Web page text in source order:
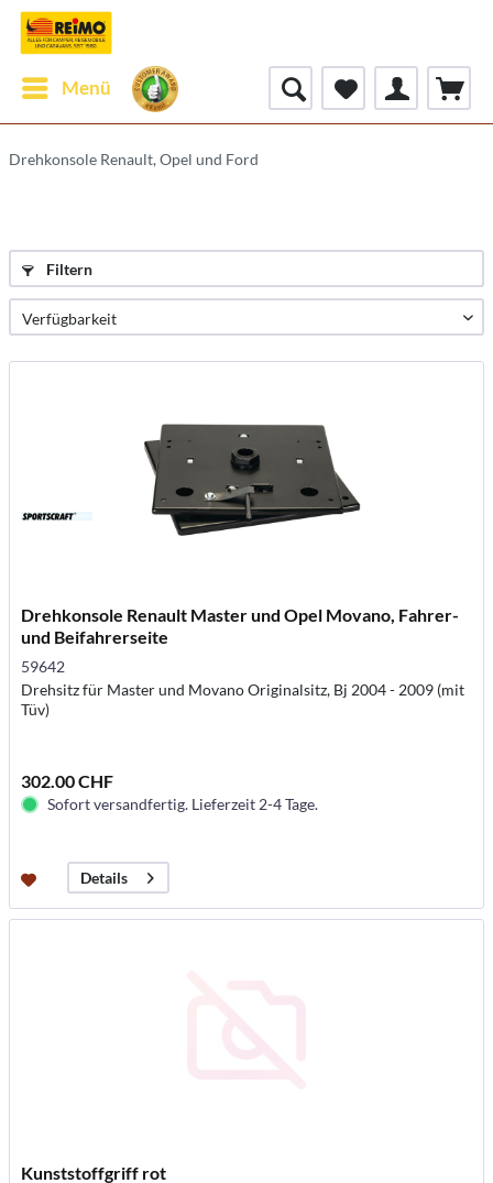
Menü
Drehkonsole Renault, Opel und Ford
Filtern
Drehkonsole Renault Master und Opel Movano, Fahrer-
und Beifahrerseite
59642
Drehsitz für Master und Movano Originalsitz, Bj 2004 - 2009 (mit
Tüv)
302.00 CHF
Sofort versandfertig. Lieferzeit 2-4 Tage.
Details
Kunststoffgriff rot